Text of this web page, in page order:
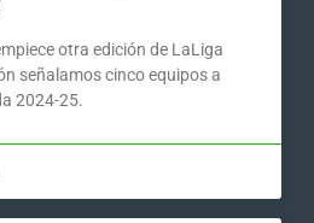
otra edición de LaLiga
señalamos cinco equipos a
2024-25.